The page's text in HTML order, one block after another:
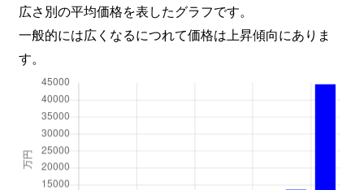
広さ別の平均価格を表したグラフです。
一般的には広くなるにつれて価格は上昇傾向にありま
す。